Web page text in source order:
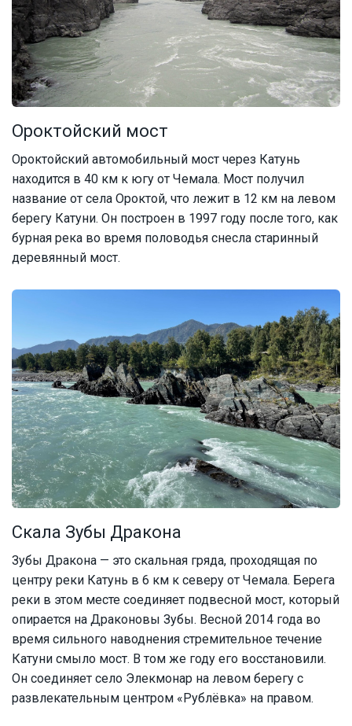
Ороктойский мост
Ороктойский автомобильный мост через Катунь
находится в 40 км к югу от Чемала. Мост получил
название от села Ороктой, что лежит в 12 км на левом
берегу Катуни. Он построен в 1997 году после того, как
бурная река во время половодья снесла старинный
деревянный мост.
Скала Зубы Дракона
Зубы Дракона — это скальная гряда, проходящая по
центру реки Катунь в 6 км к северу от Чемала. Берега
реки в этом месте соединяет подвесной мост, который
опирается на Драконовы Зубы. Весной 2014 года во
время сильного наводнения стремительное течение
Катуни смыло мост. В том же году его восстановили.
Он соединяет село Элекмонар на левом берегу с
развлекательным центром «Рублёвка» на правом.